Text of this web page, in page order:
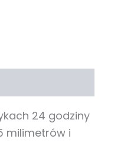
24 godziny
milimetrów i